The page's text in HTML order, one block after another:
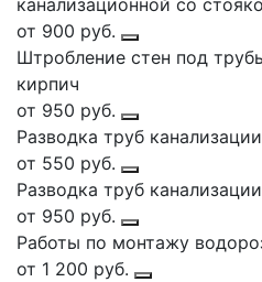
от 900 руб.
Штробление стен под
кирпич
от 950 руб.
Разводка труб
от 550 руб.
Разводка труб
от 950 руб.
Работы по монтажу
от 1 200 руб.